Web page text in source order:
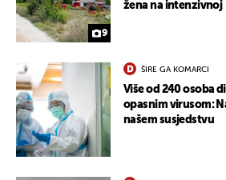
9
žena na intenzivnoj
ŠIRE GA KOMARCI
Više od 240 osoba
opasnim virusom:
našem susjedstvu